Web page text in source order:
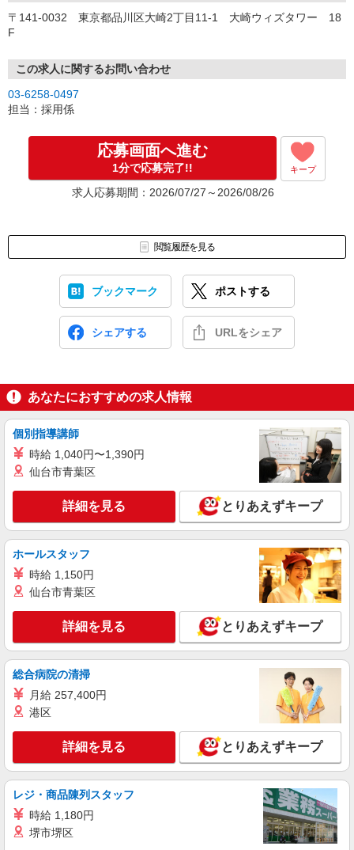
〒141-0032 東京都品川区大崎2丁目11-1 大崎ウィズタワー 18
F
この求人に関するお問い合わせ
03-6258-0497
担当：採用係
応募画面へ進む
1分で応募完了!! キープ
求人応募期間：2026/07/27～2026/08/26
閲覧履歴を見る
ブックマーク ポストする
シェアする URLをシェア
あなたにおすすめの求人情報
個別指導講師
時給 1,040円〜1,390円
仙台市青葉区
詳細を見る とりあえずキープ
ホールスタッフ
時給 1,150円
仙台市青葉区
詳細を見る とりあえずキープ
総合病院の清掃
月給 257,400円
港区
詳細を見る とりあえずキープ
レジ・商品陳列スタッフ
時給 1,180円
堺市堺区